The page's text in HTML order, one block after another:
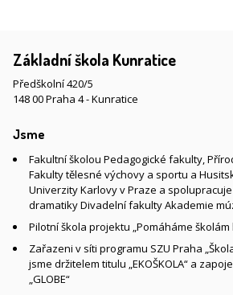
Základní škola Kunratice
Předškolní 420/5
148 00 Praha 4 - Kunratice
Jsme
Fakultní školou Pedagogické fakulty,
Fakulty tělesné výchovy a sportu a
Univerzity Karlovy v Praze a
dramatiky Divadelní fakulty Akademie
Pilotní škola projektu „Pomáháme školám
Zařazeni v síti programu SZU Praha
jsme držitelem titulu „EKOŠKOLA“ a
„GLOBE“